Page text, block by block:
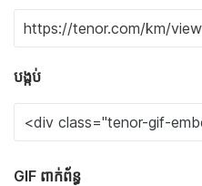
បង្កប់
GIF ពាក់ព័ន្ធ